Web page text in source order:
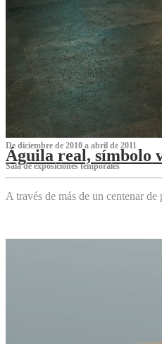
De diciembre de 2010 a abril de 2011
Águila real, símbolo
Sala de exposiciones temporales
A través de más de un centenar